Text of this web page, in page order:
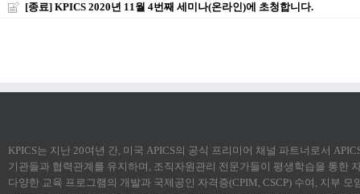
[종료] KPICS 2020년 11월 4번째 세미나(온라인)에 초청합니다.
KPICS는 지난 20여년 간, 미국 APICS의 공식 프리미어 채널 파트너로서
기관들과 협력관계를 유지하며, 조직자원관리 전문가들이 평생학습을 통한
다양한 교육 프로그램의 개발과 국제공인 자격증(CPIM, CSCP) 수여, 지부